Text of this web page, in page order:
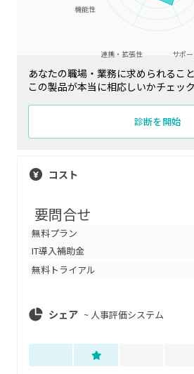
サポ
連携・拡張性
機能性
あなたの職場・業務に求められるこ
この製品が本当に相応しいかチェッ
診断を開始
コスト
要問合せ
無料プラン
IT導入補助金
無料トライアル
シェア ~ 人事評価システム